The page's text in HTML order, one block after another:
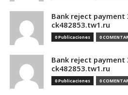
Bank reject payment
ck482853.tw1.ru
0 Publicaciones 0
Bank reject payment
ck482853.tw1.ru
0 Publicaciones 0